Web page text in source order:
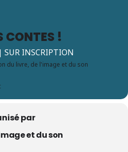
CONTES !
SUR INSCRIPTION
du livre, de l'image et du son
par
et du son